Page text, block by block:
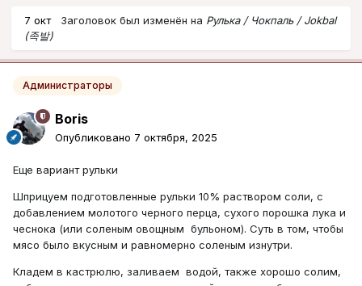
7 окт Заголовок был изменён на Рулька / Чокпаль / Jokbal
(족발)
Администраторы
Boris
Опубликовано 7 октября, 2025
Еще вариант рульки
Шприцуем подготовленные рульки 10% раствором соли, с
добавлением молотого черного перца, сухого порошка лука и
чеснока (или соленым овощным бульоном). Суть в том, чтобы
мясо было вкусным и равномерно соленым изнутри.
Кладем в кастрюлю, заливаем водой, также хорошо солим,